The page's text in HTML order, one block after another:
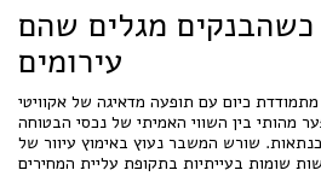
מגלים שהם
עירומים
כיום עם תופעה מדאיגה של אקוויטי
מהותי בין השווי האמיתי של נכסי הבטוחה
שורש המשבר נעוץ באימוץ עיוור של